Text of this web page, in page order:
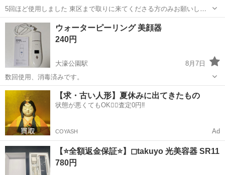
5回ほど使用しました 東区まで取りに来てくださる方のみお願いしま
す福岡 福岡市 美容家電 スチーマー
ウォーターピーリング 美顔器
240円
大濠公園駅
8月7日
数回使用、消毒済みです。
福岡 福岡市 大濠公園駅 美容家電 美顔器
【求・古い人形】夏休みに出てきたもの
状態が悪くてもOK🙆‍♀️査定0円‼️
COYASH Ad
【⭐️全額返金保証⭐️】◻︎takuyo 光美容器 SR11
780円